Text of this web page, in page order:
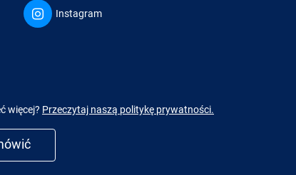
Instagram
więcej? Przeczytaj naszą politykę prywatności.